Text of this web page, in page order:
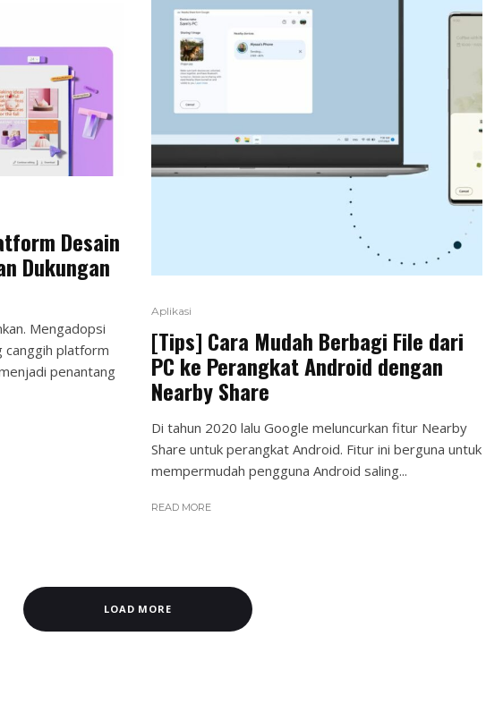
Desain
Dukungan
Mengadopsi
canggih platform
penantang
Aplikasi
[Tips] Cara Mudah Berbagi File dari
PC ke Perangkat Android dengan
Nearby Share
Di tahun 2020 lalu Google meluncurkan fitur Nearby
Share untuk perangkat Android. Fitur ini berguna untuk
mempermudah pengguna Android saling...
READ MORE
LOAD MORE